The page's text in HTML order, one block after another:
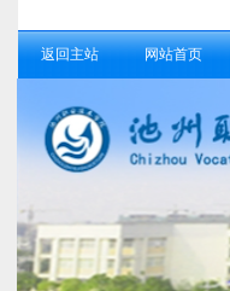
返回主站 网站首页